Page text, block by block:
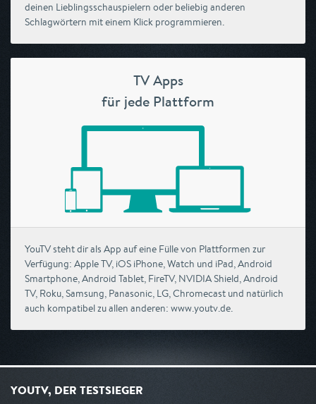
deinen Lieblingsschauspielern oder beliebig anderen
Schlagwörtern mit einem Klick programmieren.
TV Apps
für jede Plattform
YouTV steht dir als App auf eine Fülle von Plattformen zur
Verfügung: Apple TV, iOS iPhone, Watch und iPad, Android
Smartphone, Android Tablet, FireTV, NVIDIA Shield, Android
TV, Roku, Samsung, Panasonic, LG, Chromecast und natürlich
auch kompatibel zu allen anderen: www.youtv.de.
YOUTV, DER TESTSIEGER